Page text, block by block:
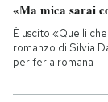
I MIEI
SHOP
«Ma mica sarai
È uscito «Quelli
romanzo di Silvia
periferia romana